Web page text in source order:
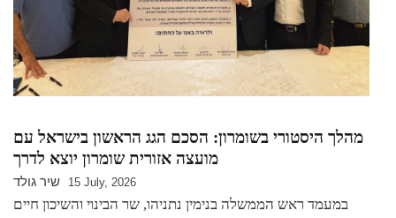
מהלך היסטורי בשומרון: הסכם הגג הראשון בישראל עם
מועצה אזורית שומרון יוצא לדרך
שיר גולד 15 July, 2026
במעמד ראש הממשלה בנימין נתניהו, שר הבינוי והשיכון חיים